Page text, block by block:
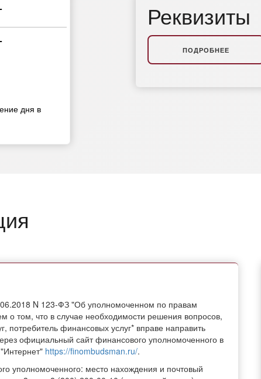
дня в
Реквизиты
ПОДРОБНЕЕ
N 123-ФЗ "Об уполномоченном по правам
о том, что в случае необходимости решения вопросов,
потребитель финансовых услуг* вправе направить
официальный сайт финансового уполномоченного в
https://finombudsman.ru/.
уполномоченного: место нахождения и почтовый